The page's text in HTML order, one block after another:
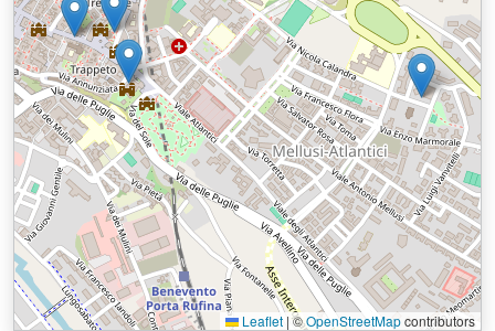
Leaflet |©OpenStreetMapcontributors